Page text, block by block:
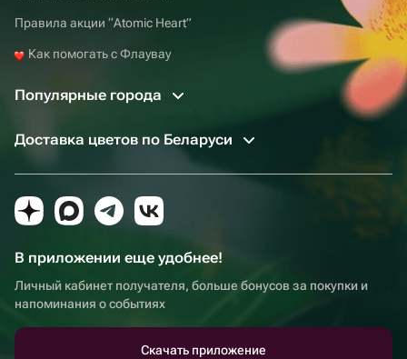
Правила акции “Atomic Heart”
Как помогать с Флаувау
Популярные города
Доставка цветов по Беларуси
В приложении еще удобнее!
Личный кабинет получателя, больше бонусов за покупки и
напоминания о событиях
Скачать приложение